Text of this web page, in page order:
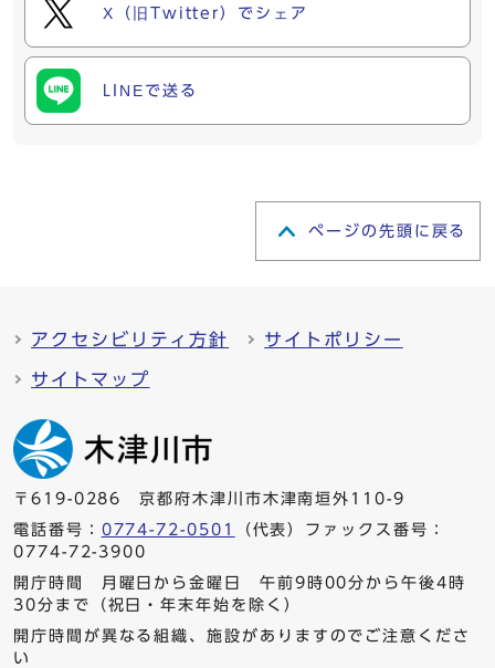
X（旧Twitter）でシェア
LINEで送る
ページの先頭に戻る
アクセシビリティ方針 サイトポリシー
サイトマップ
〒619-0286 京都府木津川市木津南垣外110-9
電話番号： 0774-72-0501
（代表）ファックス番号：
0774-72-3900
開庁時間 月曜日から金曜日 午前9時00分から午後4時
30分まで（祝日・年末年始を除く）
開庁時間が異なる組織、施設がありますのでご注意くださ
い